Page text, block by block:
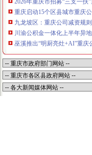
2026年重庆市招募“三支一扶
重庆启动15个区县城市重庆
九龙坡区：重庆公司减资规
川渝公积金一体化上半年异
巫溪推出“明厨亮灶+AI”重庆